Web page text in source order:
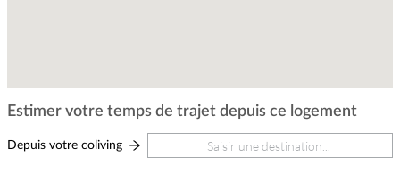
Estimer votre temps de trajet depuis ce logement
Depuis votre coliving